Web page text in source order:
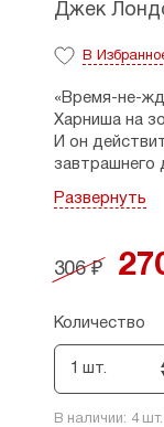
Джек
В
«Время-не-
Харниша на
И он
завтрашнего
был его
он и остался
честности и
джунглях,
и холодный
Развернуть
306 ₽
Количество
1 шт.
В наличии: 4шт.